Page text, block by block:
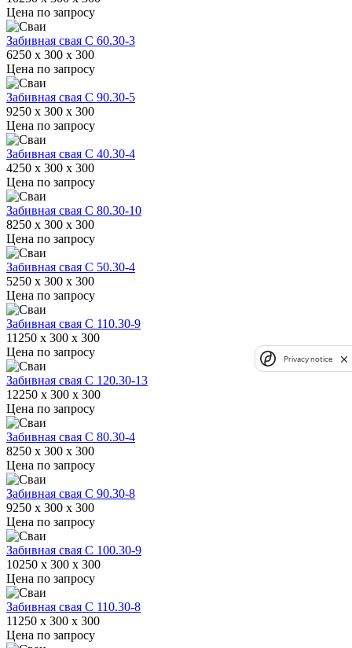
Цена по запросу
Забивная свая С 60.30-3
6250 x 300 x 300
Цена по запросу
Забивная свая С 90.30-5
9250 x 300 x 300
Цена по запросу
Забивная свая С 40.30-4
4250 x 300 x 300
Цена по запросу
Забивная свая С 80.30-10
8250 x 300 x 300
Цена по запросу
Забивная свая С 50.30-4
5250 x 300 x 300
Цена по запросу
Забивная свая С 110.30-9
11250 x 300 x 300
Цена по запросу
Забивная свая С 120.30-13
12250 x 300 x 300
Цена по запросу
Забивная свая С 80.30-4
8250 x 300 x 300
Цена по запросу
Забивная свая С 90.30-8
9250 x 300 x 300
Цена по запросу
Забивная свая С 100.30-9
10250 x 300 x 300
Цена по запросу
Забивная свая С 110.30-8
11250 x 300 x 300
Цена по запросу
Privacy notice